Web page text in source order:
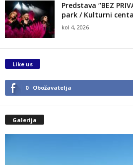
Predstava “BEZ
park / Kulturni
kol 4, 2026
Like us
0 Obožavatelja
Galerija